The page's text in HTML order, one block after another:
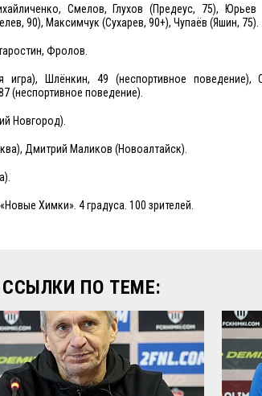
Смелов, Глухов (Предеус, 75), Юрьев
90), Максимчук (Сухарев, 90+), Чупаёв (Яшин, 75).
Фролов.
игра), Шлёнкин, 49 (неспортивное
(неспортивное поведение).
Новгород).
Дмитрий Маликов (Новоалтайск).
Химки». 4 градуса. 100 зрителей.
ССЫЛКИ ПО ТЕМЕ: